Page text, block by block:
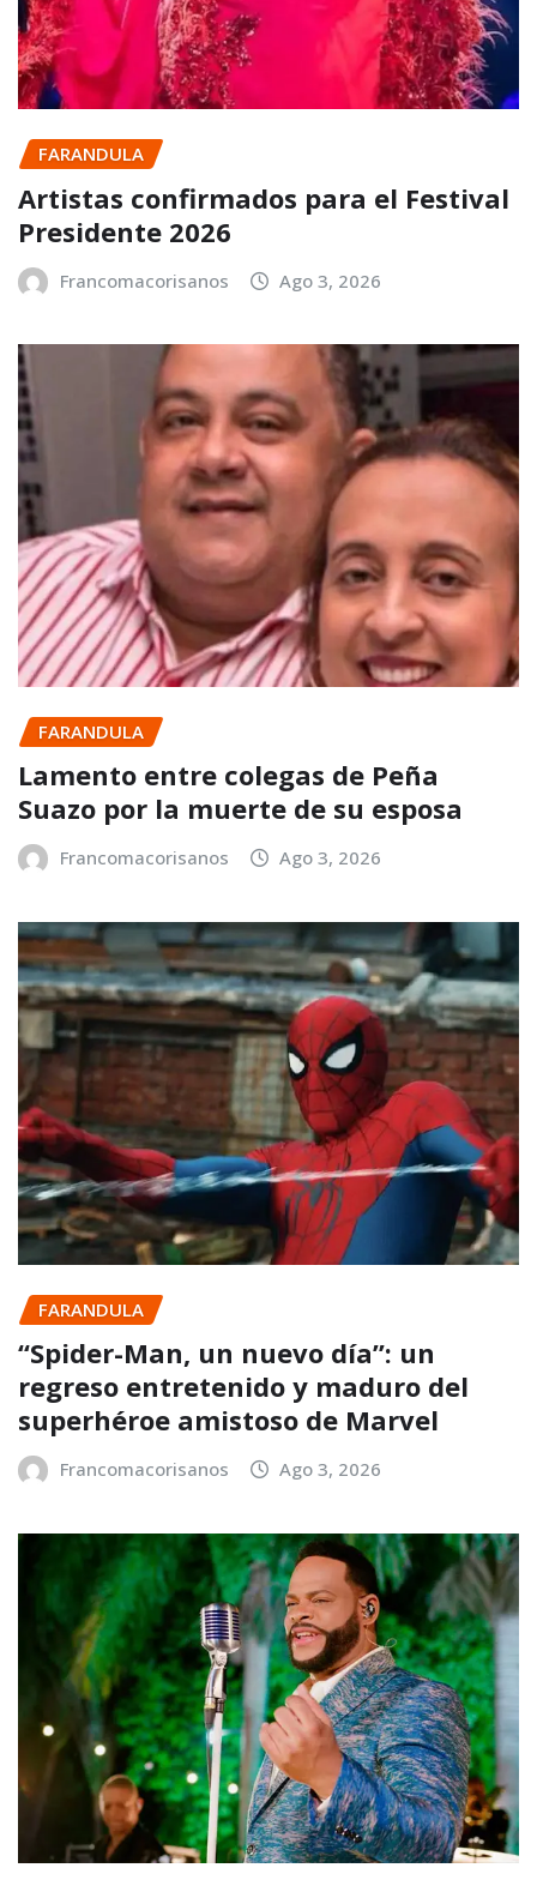
FARANDULA
Artistas confirmados para el Festival
Presidente 2026
Francomacorisanos Ago 3, 2026
FARANDULA
Lamento entre colegas de Peña
Suazo por la muerte de su esposa
Francomacorisanos Ago 3, 2026
FARANDULA
“Spider-Man, un nuevo día”: un
regreso entretenido y maduro del
superhéroe amistoso de Marvel
Francomacorisanos Ago 3, 2026